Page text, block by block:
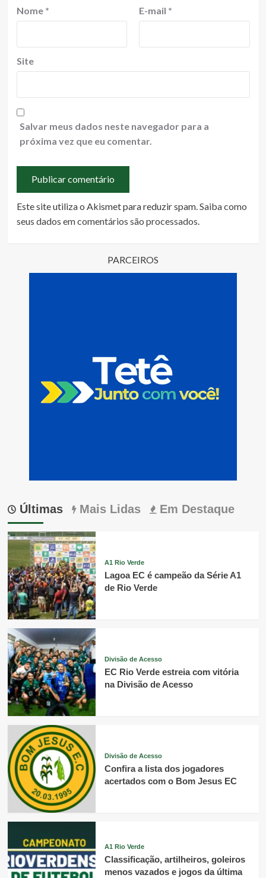
Nome * E-mail *
Site
Salvar meus dados neste navegador para a
próxima vez que eu comentar.
Este site utiliza o Akismet para reduzir spam. Saiba como
seus dados em comentários são processados
PARCEIROS
Últimas Mais Lidas Em Destaque
A1 Rio Verde
Lagoa EC é campeão da Série A1
de Rio Verde
Divisão de Acesso
EC Rio Verde estreia com vitória
na Divisão de Acesso
Divisão de Acesso
Confira a lista dos jogadores
acertados com o Bom Jesus EC
A1 Rio Verde
Classificação, artilheiros, goleiros
menos vazados e jogos da última